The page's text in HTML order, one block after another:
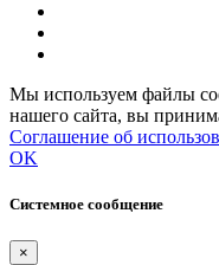
Мы используем файлы
нашего сайта, вы
Соглашение об
OK
Системное сообщение
×